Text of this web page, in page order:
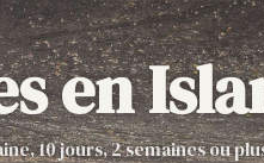
en
10 jours, 2 semaines ou